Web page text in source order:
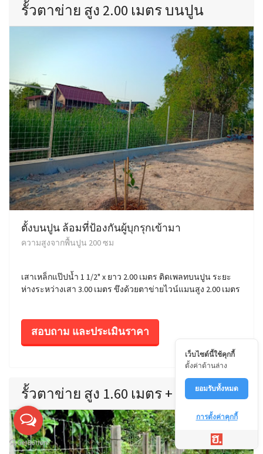
รั้วตาข่าย สูง 2.00 เมตร บนปูน
ตั้งบนปูน ล้อมที่ป้องกันผู้บุกรุกเข้ามา
ความสูงจากพื้นปูน 200 ซม
เสาเหล็กแป๊ปน้ำ 1 1/2" x ยาว 2.00 เมตร ติดเพลทบนปูน ระยะ
ห่างระหว่างเสา 3.00 เมตร ขึงด้วยตาข่ายไวน์แมนสูง 2.00 เมตร
สอบถาม และประเมินราคา
รั้วตาข่าย สูง 1.60 เมตร + 1 แผ่นทึบ
เว็บไซต์นี้ใช้คุกกี้
ตั้งค่าด้านล่าง
ยอมรับทั้งหมด
การตั้งค่าคุกกี้